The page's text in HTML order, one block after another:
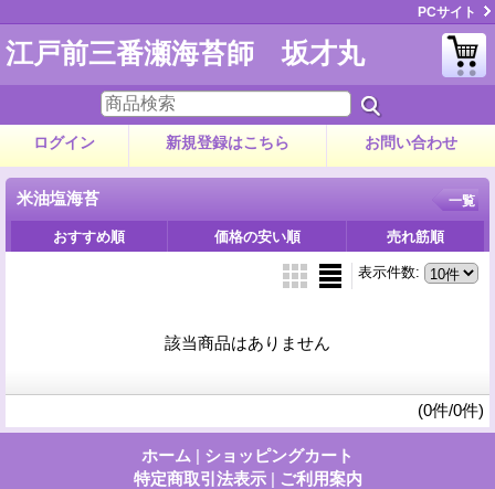
PCサイト
江戸前三番瀬海苔師 坂才丸
ログイン 新規登録はこちら お問い合わせ
米油塩海苔 一覧
おすすめ順 価格の安い順 売れ筋順
表示件数:
該当商品はありません
(0件/0件)
ホーム | ショッピングカート
特定商取引法表示 | ご利用案内